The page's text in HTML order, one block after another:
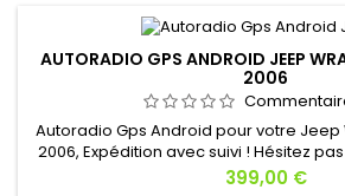
AUTORADIO GPS ANDROID JEEP
2006
Autoradio Gps Android pour votre Jeep
2006, Expédition avec suivi ! Hésitez
vous avez une question
Prix
399,00 €